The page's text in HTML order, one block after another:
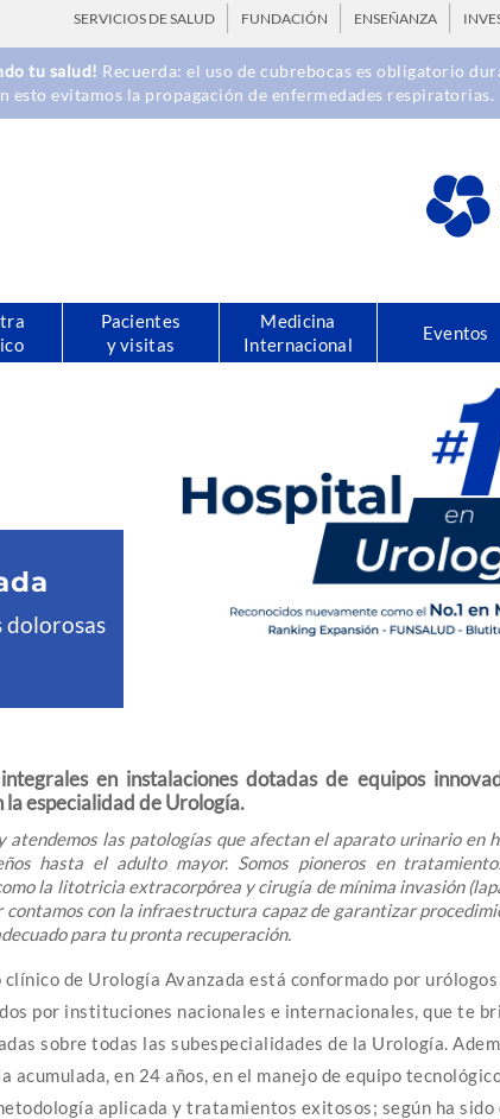
SERVICIOS DE SALUD FUNDACIÓN ENSEÑANZA
tu salud! Recuerda: el uso de cubrebocas es obligatorio
esto evitamos la propagación de enfermedades respiratorias.
Pacientes
y visitas
Medicina
Internacional
Eventos
dolorosas
en instalaciones dotadas de equipos
la especialidad de Urología.
atendemos las patologías que afectan el aparato urinario en
hasta el adulto mayor. Somos pioneros en
la litotricia extracorpórea y cirugía de mínima invasión
contamos con la infraestructura capaz de garantizar
para tu pronta recuperación.
clínico de Urología Avanzada está conformado por
por instituciones nacionales e internacionales, que te
sobre todas las subespecialidades de la Urología.
acumulada, en 24 años, en el manejo de equipo
aplicada y tratamientos exitosos; según ha sido